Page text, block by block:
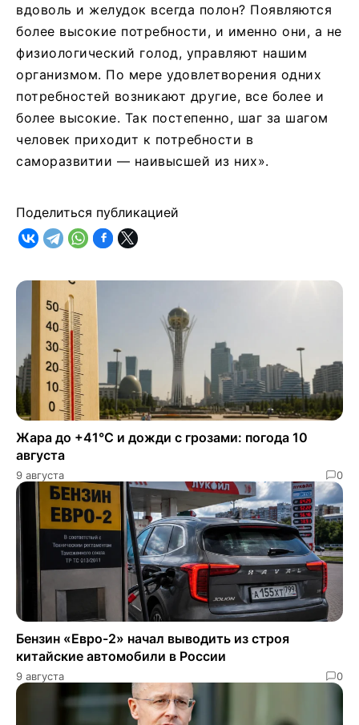
вдоволь и желудок всегда полон? Появляются
более высокие потребности, и именно они, а не
физиологический голод, управляют нашим
организмом. По мере удовлетворения одних
потребностей возникают другие, все более и
более высокие. Так постепенно, шаг за шагом
человек приходит к потребности в
саморазвитии — наивысшей из них».
Поделиться публикацией
Жара до +41°C и дожди с грозами: погода 10
августа
9 августа 0
Бензин «Евро-2» начал выводить из строя
китайские автомобили в России
9 августа 0